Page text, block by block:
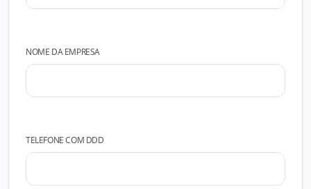
NOME DA EMPRESA
TELEFONE COM DDD